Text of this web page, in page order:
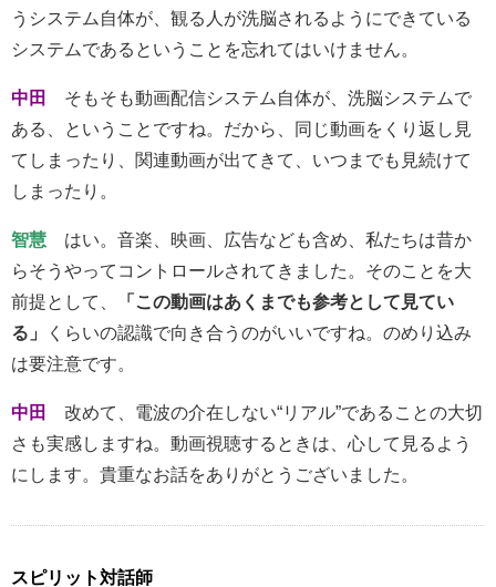
うシステム自体が、観る人が洗脳されるようにできている
システムであるということを忘れてはいけません。
中田
そもそも動画配信システム自体が、洗脳システムで
ある、ということですね。だから、同じ動画をくり返し見
てしまったり、関連動画が出てきて、いつまでも見続けて
しまったり。
智慧 はい。音楽、映画、広告なども含め、私たちは昔か
らそうやってコントロールされてきました。そのことを大
前提として、
「この動画はあくまでも参考として見てい
る」
くらいの認識で向き合うのがいいですね。のめり込み
は要注意です。
中田
改めて、電波の介在しない“リアル”であることの大切
さも実感しますね。動画視聴するときは、心して見るよう
にします。貴重なお話をありがとうございました。
スピリット対話師